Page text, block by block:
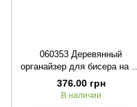
060353 Деревянный
органайзер для бисера на 30
ячеек с прозрачной крышкой
376.00 грн
В наличии